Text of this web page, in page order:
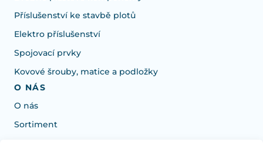
Příslušenství ke stavbě plotů
Elektro příslušenství
Spojovací prvky
Kovové šrouby, matice a podložky
O NÁS
O nás
Sortiment